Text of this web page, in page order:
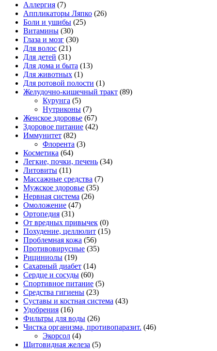
Аллергия (7)
Аппликаторы Ляпко (26)
Боли и ушибы (25)
Витамины (30)
Глаза и мозг (30)
Для волос (21)
Для детей (31)
Для дома и быта (13)
Для животных (1)
Для ротовой полости (1)
Желудочно-кишечный тракт (89)
Курунга (5)
Нутриконы (7)
Женское здоровье (67)
Здоровое питание (42)
Иммунитет (82)
Флорента (3)
Косметика (64)
Легкие, почки, печень (34)
Литовиты (11)
Массажные средства (7)
Мужское здоровье (35)
Нервная система (26)
Омоложение (47)
Ортопедия (31)
От вредных привычек (0)
Похудение, целлюлит (15)
Проблемная кожа (56)
Противовирусные (35)
Рициниолы (19)
Сахарный диабет (14)
Сердце и сосуды (60)
Спортивное питание (5)
Средства гигиены (23)
Суставы и костная система (43)
Удобрения (16)
Фильтры для воды (26)
Чистка организма, противопаразит. (46)
Экорсол (4)
Щитовидная железа (5)